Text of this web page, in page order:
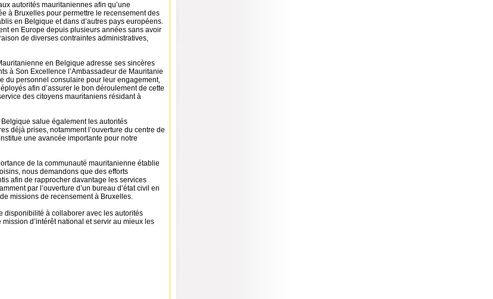
autorités mauritaniennes afin qu’une
à Bruxelles pour permettre le recensement des
en Belgique et dans d’autres pays européens.
en Europe depuis plusieurs années sans avoir
de diverses contraintes administratives,
en Belgique adresse ses sincères
à Son Excellence l’Ambassadeur de Mauritanie
du personnel consulaire pour leur engagement,
afin d’assurer le bon déroulement de cette
des citoyens mauritaniens résidant à
salue également les autorités
déjà prises, notamment l’ouverture du centre de
une avancée importante pour notre
de la communauté mauritanienne établie
nous demandons que des efforts
afin de rapprocher davantage les services
par l’ouverture d’un bureau d’état civil en
missions de recensement à Bruxelles.
disponibilité à collaborer avec les autorités
d’intérêt national et servir au mieux les